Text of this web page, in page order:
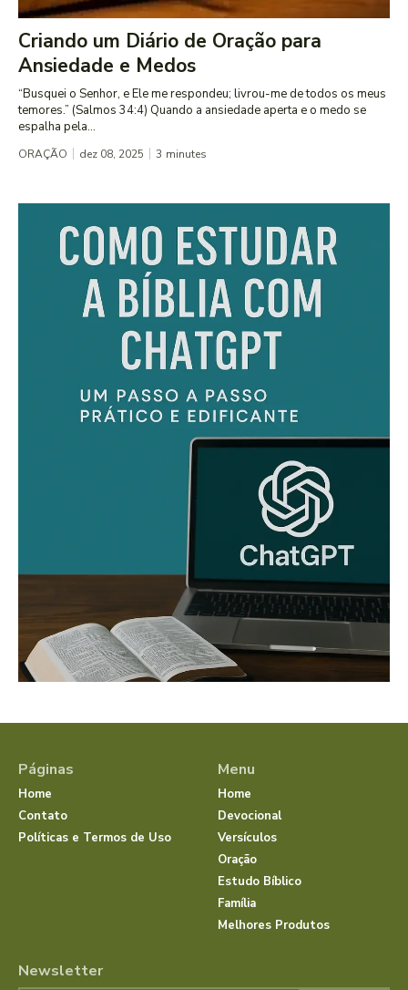
Criando um Diário de Oração para
Ansiedade e Medos
“Busquei o Senhor, e Ele me respondeu; livrou-me de todos os meus
temores.” (Salmos 34:4) Quando a ansiedade aperta e o medo se
espalha pela...
ORAÇÃO dez 08, 2025 3 minutes
Páginas
Home
Contato
Políticas e Termos de Uso
Menu
Home
Devocional
Versículos
Oração
Estudo Bíblico
Família
Melhores Produtos
Newsletter